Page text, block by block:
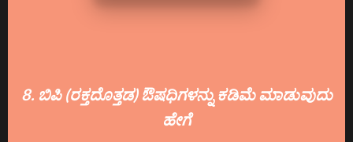
8. ಬಿಪಿ (ರಕ್ತದೊತ್ತಡ) ಔಷಧಿಗಳನ್ನು ಕಡಿಮೆ ಮಾಡುವುದು
ಹೇಗೆ